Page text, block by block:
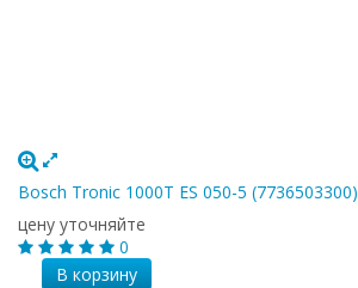
Bosch Tronic 1000T ES 050-5 (7736503300)
цену уточняйте
0
В корзину